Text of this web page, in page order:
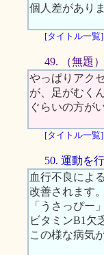
個人差があり
[タイトル一覧]
49. （無題）
やっぱりアク
が、足がむく
ぐらいの方が
[タイトル一覧]
50. 運動を
血行不良によ
改善されます
「うさっぴー
ビタミンB1欠
この様な病気